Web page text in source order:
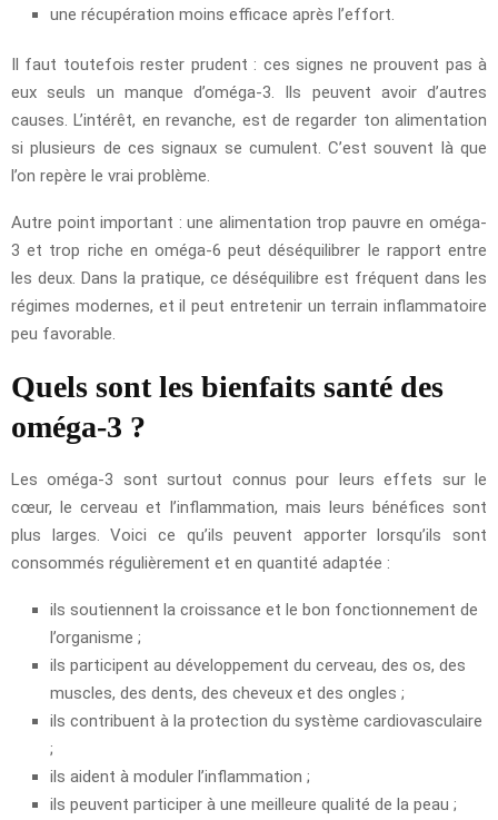
une récupération moins efficace après l’effort.
Il faut toutefois rester prudent : ces signes ne prouvent pas à
eux seuls un manque d’oméga-3. Ils peuvent avoir d’autres
causes. L’intérêt, en revanche, est de regarder ton alimentation
si plusieurs de ces signaux se cumulent. C’est souvent là que
l’on repère le vrai problème.
Autre point important : une alimentation trop pauvre en oméga-
3 et trop riche en oméga-6 peut déséquilibrer le rapport entre
les deux. Dans la pratique, ce déséquilibre est fréquent dans les
régimes modernes, et il peut entretenir un terrain inflammatoire
peu favorable.
Quels sont les bienfaits santé des
oméga-3 ?
Les oméga-3 sont surtout connus pour leurs effets sur le
cœur, le cerveau et l’inflammation, mais leurs bénéfices sont
plus larges. Voici ce qu’ils peuvent apporter lorsqu’ils sont
consommés régulièrement et en quantité adaptée :
ils soutiennent la croissance et le bon fonctionnement de
l’organisme ;
ils participent au développement du cerveau, des os, des
muscles, des dents, des cheveux et des ongles ;
ils contribuent à la protection du système cardiovasculaire
;
ils aident à moduler l’inflammation ;
ils peuvent participer à une meilleure qualité de la peau ;